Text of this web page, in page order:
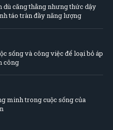
dù căng thằng nhưng thức dậy
táo tràn đầy năng lượng
sống và công việc để loại bỏ áp
công
minh trong cuộc sống của